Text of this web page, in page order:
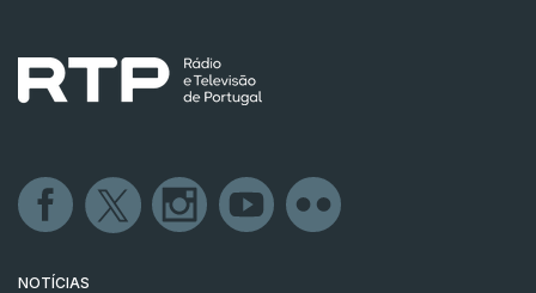
NOTÍCIAS